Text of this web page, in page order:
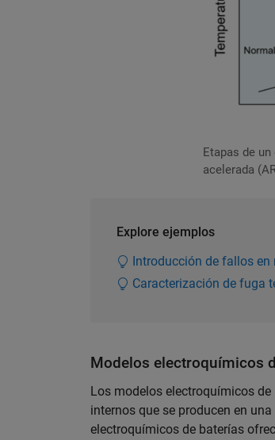
Etapas de
acelerada
Explore ejemplos
Introducción de fallos
Caracterización de fuga
Modelos electroquímicos
Los modelos electroquímicos
internos que se producen en
electroquímicos de baterías